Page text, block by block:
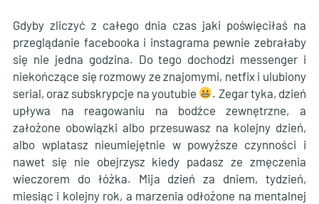
Gdyby zliczyć z całego dnia czas jaki poświęciłaś na
przeglądanie facebooka i instagrama pewnie zebrałaby
się nie jedna godzina. Do tego dochodzi messenger i
niekończące się rozmowy ze znajomymi, netfix i ulubiony
serial, oraz subskrypcje na youtubie
. Zegar tyka, dzień
upływa na reagowaniu na bodźce zewnętrzne, a
założone obowiązki albo przesuwasz na kolejny dzień,
albo wplatasz nieumiejętnie w powyższe czynności i
nawet się nie obejrzysz kiedy padasz ze zmęczenia
wieczorem do łóżka. Mija dzień za dniem, tydzień,
miesiąc i kolejny rok, a marzenia odłożone na mentalnej